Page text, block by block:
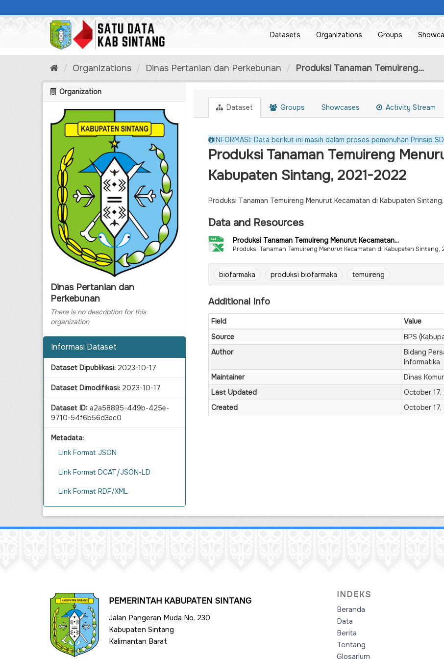
to
Datasets Organizations Groups
Organizations Dinas Pertanian dan Perkebunan Produksi Tanaman Temuireng...
Organization
Dinas Pertanian dan
Perkebunan
There is no description for this
organization
Informasi Dataset
Dataset Dipublikasi: 2023-10-17
Dataset Dimodifikasi: 2023-10-17
Dataset ID: a2a58895-449b-425e-
9710-54f6b56d3ec0
Metadata:
Link Format JSON
Link Format DCAT/JSON-LD
Link Format RDF/XML
Dataset Groups Showcases Activity Stream
INFORMASI: Data berikut ini masih dalam proses pemenuhan Prinsip
Produksi Tanaman Temuireng
Kabupaten Sintang, 2021-2022
Produksi Tanaman Temuireng Menurut Kecamatan di Kabupaten
Data and Resources
Produksi Tanaman Temuireng Menurut Kecamatan...
Produksi Tanaman Temuireng Menurut Kecamatan di Kabupaten
biofarmaka produksi biofarmaka temuireng
Additional Info
Field
Value
Source
BPS
Author
Bidang
Informatika
Maintainer
Dinas
Last Updated
October
Created
October
PEMERINTAH KABUPATEN SINTANG
Jalan Pangeran Muda No. 230
Kabupaten Sintang
Kalimantan Barat
INDEKS
Beranda
Data
Berita
Tentang
Glosarium